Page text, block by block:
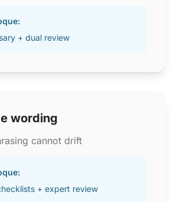
+ dual review
wording
cannot drift
+ expert review